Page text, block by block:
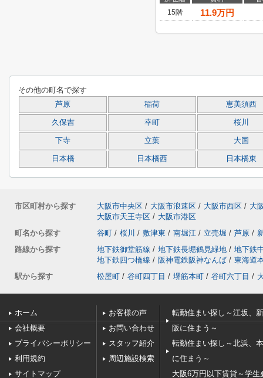
15階
11.9万円
その他の町名で探す
芦原 稲荷 恵美須西
久保吉 幸町 桜川
下寺 立葉 大国
日本橋 日本橋西 日本橋東
市区町村から探す 大阪市中央区 / 大阪市浪速区 / 大阪市西区 / 大
大阪市天王寺区 / 大阪市港区
町名から探す
谷町 / 桜川 / 敷津東 / 南堀江 / 立売堀 / 芦原 /
路線から探す
地下鉄御堂筋線 / 地下鉄長堀鶴見緑地 / 地下鉄
地下鉄四つ橋線 / 阪神電鉄阪神なんば / 東海道
駅から探す
松屋町 / 谷町四丁目 / 堺筋本町 / 谷町六丁目 /
ホーム
会社概要
プライバシーポリシー
利用規約
サイトマップ
お客様の声
お問い合わせ
スタッフ紹介
周辺施設検索
転勤住まい探し～江坂、
阪に住まう～
転勤住まい探し～北浜、
に住まう～
大阪6万円以下賃貸～学生